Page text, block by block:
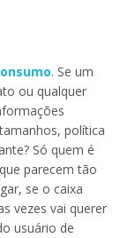
. Se um
ou qualquer
política
Só quem é
parecem tão
se o caixa
vezes vai querer
usuário de